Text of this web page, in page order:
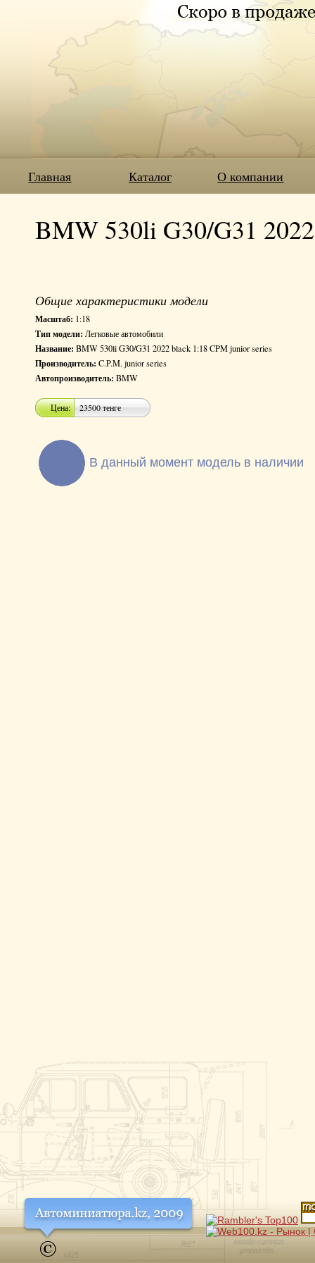
Главная Каталог О компании
BMW 530li G30/G31
Общие характеристики модели
Масштаб: 1:18
Тип модели: Легковые автомобили
Название: BMW 530li G30/G31 2022 black 1:18 CPM junior series
Производитель: C.P.M. junior series
Автопроизводитель: BMW
Цена: 23500 тенге
В данный момент модель в наличии